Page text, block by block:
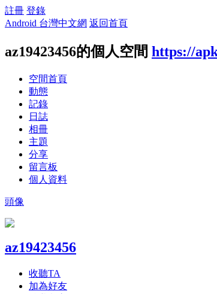
註冊 登錄
Android 台灣中文網 返回首頁
az19423456的個人空間 https://
空間首頁
動態
記錄
日誌
相冊
主題
分享
留言板
個人資料
頭像
az19423456
收聽TA
加為好友